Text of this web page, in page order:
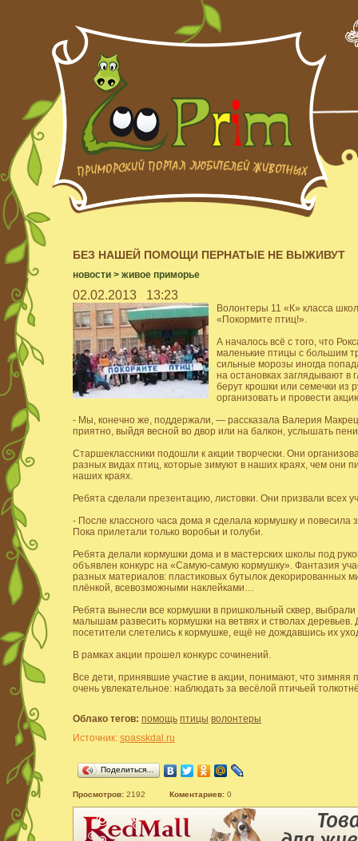
БЕЗ НАШЕЙ ПОМОЩИ ПЕРНАТЫЕ НЕ ВЫЖИВУТ
новости > живое приморье
02.02.2013 13:23
Волонтеры 11 «К» класса
«Покормите птиц!».
А началось всё с того, что
маленькие птицы с большим
сильные морозы иногда
на остановках заглядывают в
берут крошки или семечки из
организовать и провести
- Мы, конечно же, поддержали, — рассказала Валерия
приятно, выйдя весной во двор или на балкон, услышать
Старшеклассники подошли к акции творчески. Они
разных видах птиц, которые зимуют в наших краях, чем они
наших краях.
Ребята сделали презентацию, листовки. Они призвали всех
- После классного часа дома я сделала кормушку и
Пока прилетали только воробьи и голуби.
Ребята делали кормушки дома и в мастерских школы под
объявлен конкурс на «Самую-самую кормушку». Фантазия
разных материалов: пластиковых бутылок декорированных
плёнкой, всевозможными наклейками…
Ребята вынесли все кормушки в пришкольный сквер,
малышам развесить кормушки на ветвях и стволах
посетители слетелись к кормушке, ещё не дождавшись их
В рамках акции прошел конкурс сочинений.
Все дети, принявшие участие в акции, понимают, что зимняя
очень увлекательное: наблюдать за весёлой птичьей
Облако тегов: помощь птицы волонтеры
Источник: spasskdal.ru
Поделиться…
Просмотров: 2192 Коментариев: 0